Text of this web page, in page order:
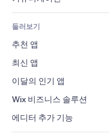
사이트 목록
이메일
회계
쿠폰 및 로열티
창고 서비스
식품 및 음료
부동산
예약
팟캐스트
사진
동영상
PDF
파일 공유
소식
개인정보 및 보안
시계
페이지 템플릿
이미지 효과
버튼 & 메뉴
배너 및 배지
계산기
검색
양식
블로그
설문
채팅
메모
전화번호
커뮤니티
평가와 후기
둘러보기
추천 앱
최신 앱
이달의 인기 앱
Wix 비즈니스 솔루션
에디터 추가 기능